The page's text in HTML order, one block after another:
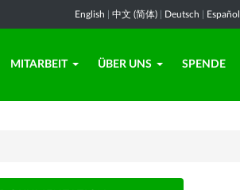
English 中文 (简体) Deutsch Español
MITARBEIT ÜBER UNS SPENDE